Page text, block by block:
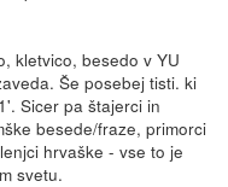
kletvico, besedo v YU
Še posebej tisti. ki
Sicer pa štajerci in
besede/fraze, primorci
hrvaške - vse to je
svetu.